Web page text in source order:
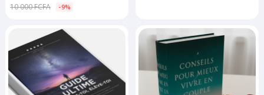
10 000 FCFA -9%